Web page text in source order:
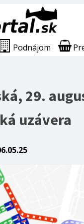
Podnájom
29.
uzávera